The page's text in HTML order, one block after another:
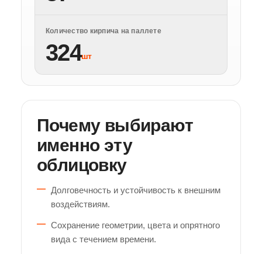
Количество кирпича на паллете
324шт
Почему выбирают
именно эту
облицовку
Долговечность и устойчивость к внешним
воздействиям.
Сохранение геометрии, цвета и опрятного
вида с течением времени.